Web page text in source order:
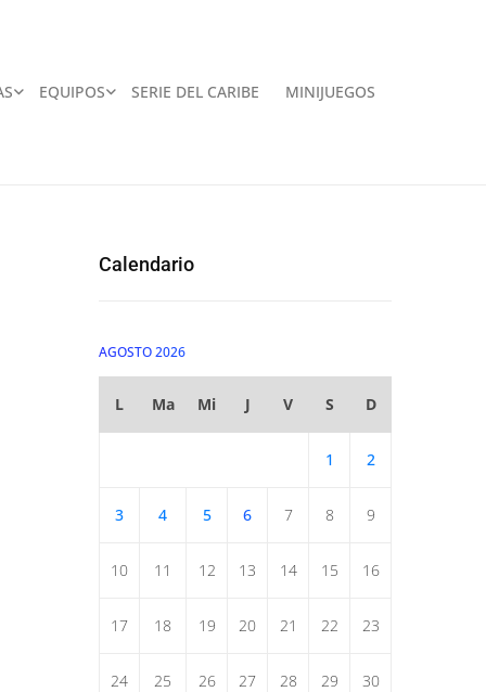
EQUIPOS SERIE DEL CARIBE MINIJUEGOS
Calendario
AGOSTO 2026
L Ma Mi J V S D
1 2
3 4 5 6 7 8 9
10 11 12 13 14 15 16
17 18 19 20 21 22 23
24 25 26 27 28 29 30